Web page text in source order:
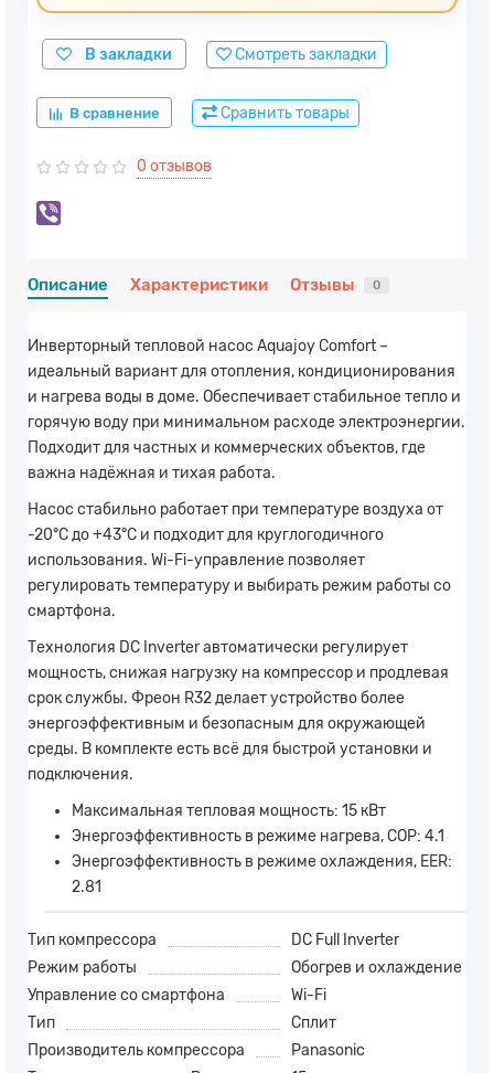
В закладки Смотреть закладки
В сравнение Сравнить товары
0 отзывов
Описание Характеристики Отзывы 0
Инверторный тепловой насос Aquajoy Comfort –
идеальный вариант для отопления, кондиционирования
и нагрева воды в доме. Обеспечивает стабильное тепло и
горячую воду при минимальном расходе электроэнергии.
Подходит для частных и коммерческих объектов, где
важна надёжная и тихая работа.
Насос стабильно работает при температуре воздуха от
-20°C до +43°C и подходит для круглогодичного
использования. Wi-Fi-управление позволяет
регулировать температуру и выбирать режим работы со
смартфона.
Технология DC Inverter автоматически регулирует
мощность, снижая нагрузку на компрессор и продлевая
срок службы. Фреон R32 делает устройство более
энергоэффективным и безопасным для окружающей
среды. В комплекте есть всё для быстрой установки и
подключения.
Максимальная тепловая мощность: 15 кВт
Энергоэффективность в режиме нагрева, COP: 4.1
Энергоэффективность в режиме охлаждения, EER:
2.81
Тип компрессора
DC Full Inverter
Режим работы
Обогрев и охлаждение
Управление со смартфона
Wi-Fi
Тип
Сплит
Производитель компрессора
Panasonic